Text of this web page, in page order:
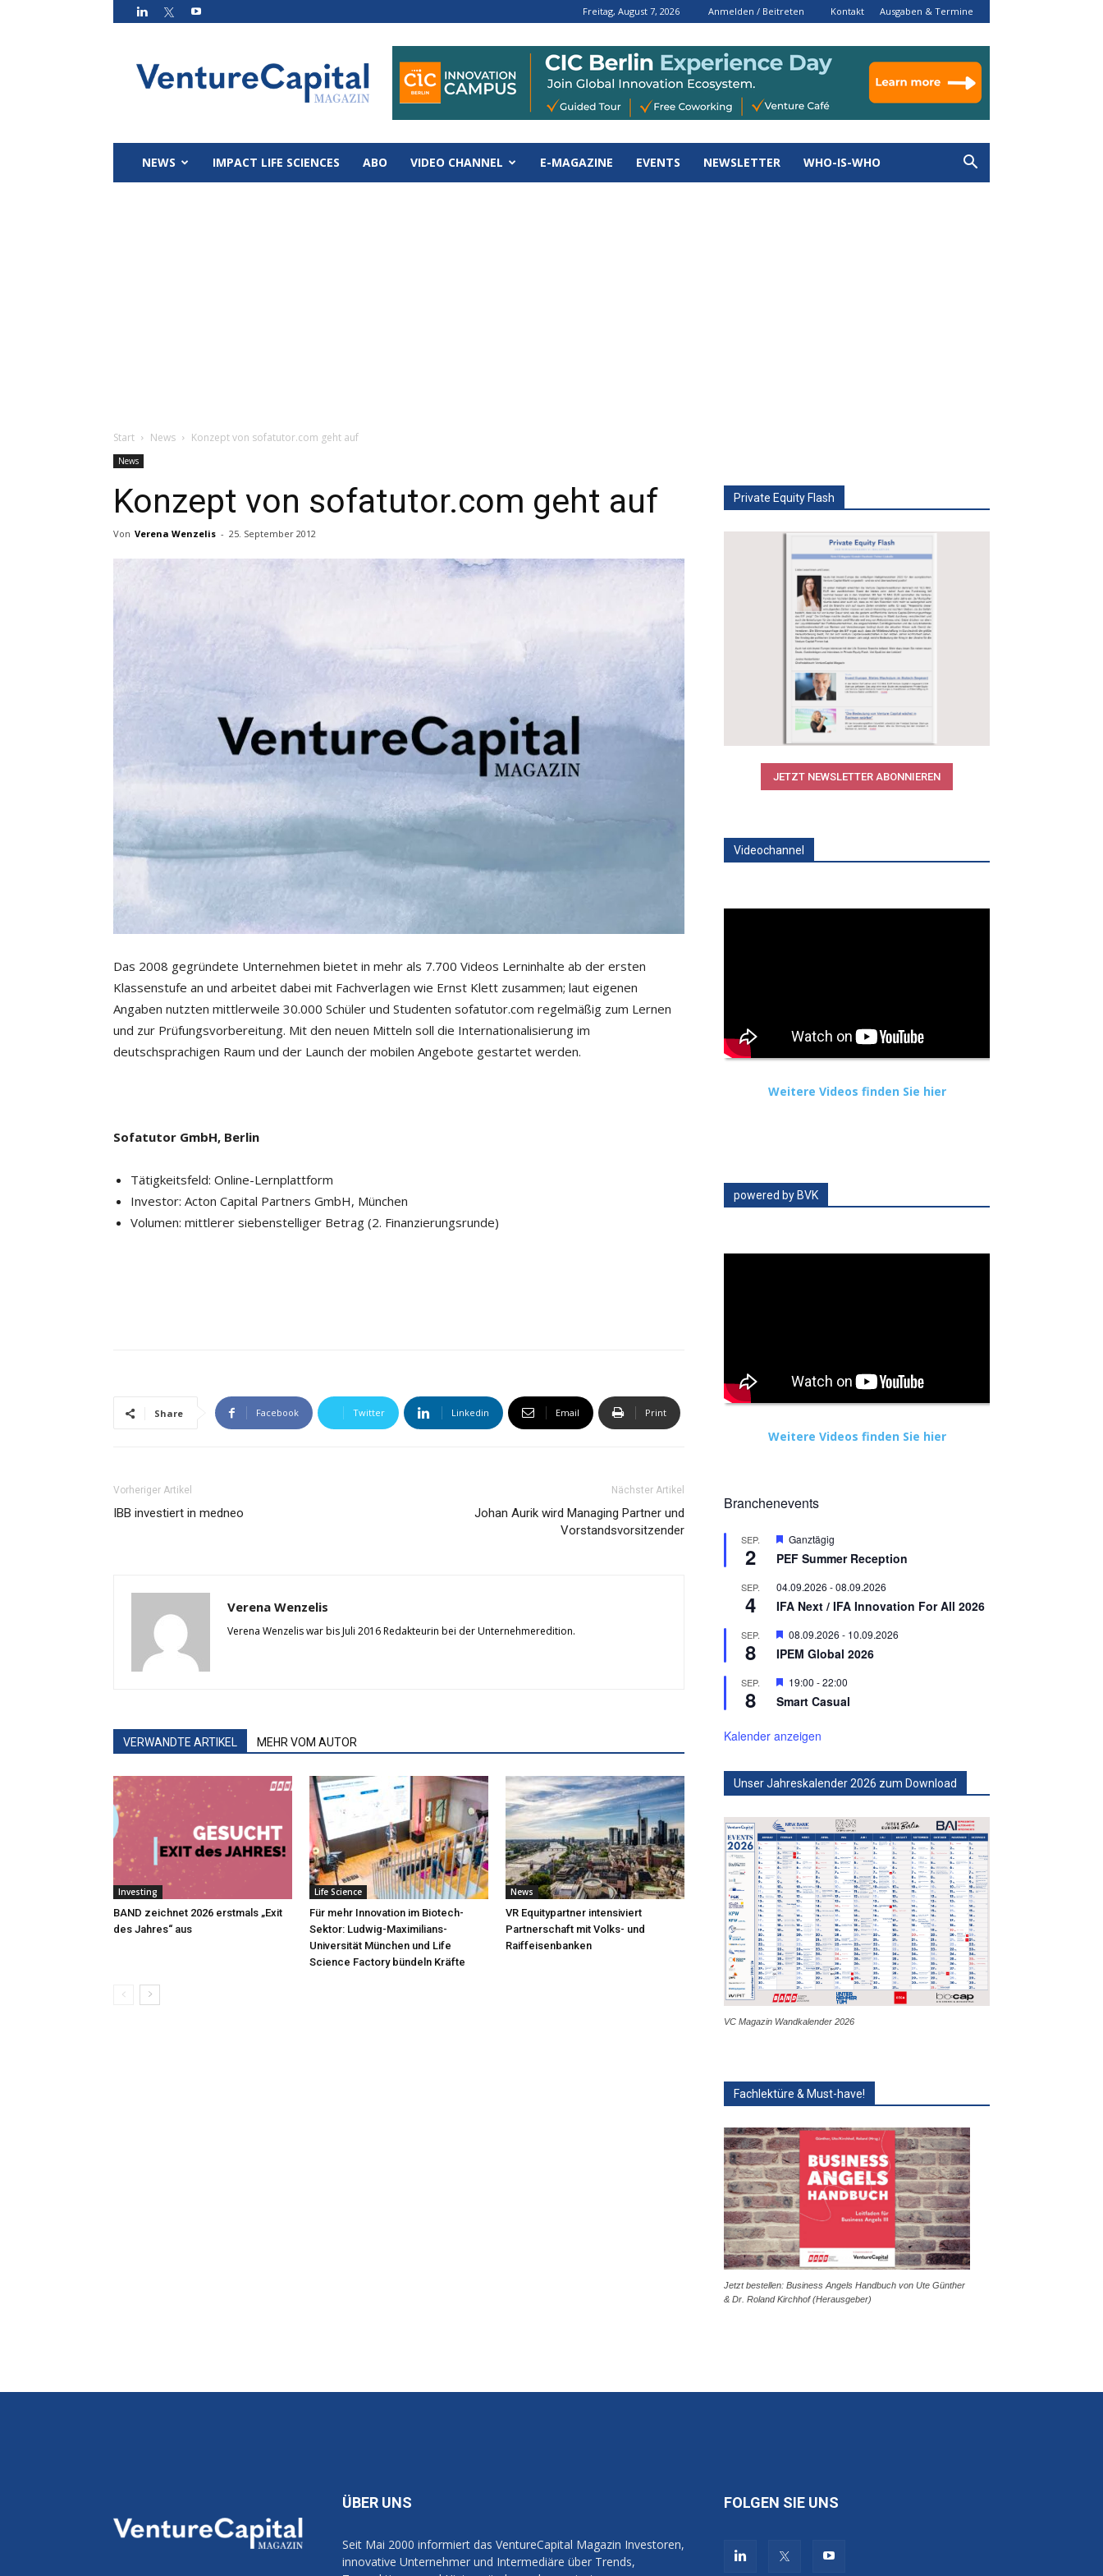
Freitag, August 7, 2026 Anmelden / Beitreten Kontakt Ausgaben & Termine
Magazin
NEWS IMPACT LIFE SCIENCES ABO VIDEO CHANNEL E-MAGAZINE EVENTS NEWSLETTER WHO-IS-WHO
Start News Konzept von sofatutor.com geht auf
News
Konzept von sofatutor.com geht auf
Von Verena Wenzelis - 25. September 2012
Das 2008 gegründete Unternehmen bietet in mehr als 7.700 Videos Lerninhalte ab der ersten
Klassenstufe an und arbeitet dabei mit Fachverlagen wie Ernst Klett zusammen; laut eigenen
Angaben nutzten mittlerweile 30.000 Schüler und Studenten sofatutor.com regelmäßig zum Lernen
und zur Prüfungsvorbereitung. Mit den neuen Mitteln soll die Internationalisierung im
deutschsprachigen Raum und der Launch der mobilen Angebote gestartet werden.
Sofatutor GmbH, Berlin
Tätigkeitsfeld: Online-Lernplattform
Investor: Acton Capital Partners GmbH, München
Volumen: mittlerer siebenstelliger Betrag (2. Finanzierungsrunde)
Share Facebook Twitter Linkedin Email Print
Vorheriger Artikel
IBB investiert in medneo
Nächster Artikel
Johan Aurik wird Managing Partner und
Vorstandsvorsitzender
Verena Wenzelis
Verena Wenzelis war bis Juli 2016 Redakteurin bei der Unternehmeredition.
VERWANDTE ARTIKEL MEHR VOM AUTOR
Investing
BAND zeichnet 2026 erstmals „Exit
des Jahres“ aus
Life Science
Für mehr Innovation im Biotech-
Sektor: Ludwig-Maximilians-
Universität München und Life
Science Factory bündeln Kräfte
News
VR Equitypartner intensiviert
Partnerschaft mit Volks- und
Raiffeisenbanken
Private Equity Flash
JETZT NEWSLETTER ABONNIEREN
Videochannel
Weitere Videos finden Sie hier
powered by BVK
Weitere Videos finden Sie hier
Branchenevents
SEP.
2
Hervorgehoben
Ganztägig
PEF Summer Reception
SEP.
4
04.09.2026 -08.09.2026
IFA Next / IFA Innovation For All 2026
SEP.
8
Hervorgehoben
08.09.2026 - 10.09.2026
IPEM Global 2026
SEP.
8
Hervorgehoben
19:00 -22:00
Smart Casual
Kalender anzeigen
Unser Jahreskalender 2026 zum Download
VC Magazin Wandkalender 2026
Fachlektüre & Must-have!
Jetzt bestellen: Business Angels Handbuch von Ute Günther
& Dr. Roland Kirchhof (Herausgeber)
ÜBER UNS
Seit Mai 2000 informiert das VentureCapital Magazin Investoren,
innovative Unternehmer und Intermediäre über Trends,
FOLGEN SIE UNS